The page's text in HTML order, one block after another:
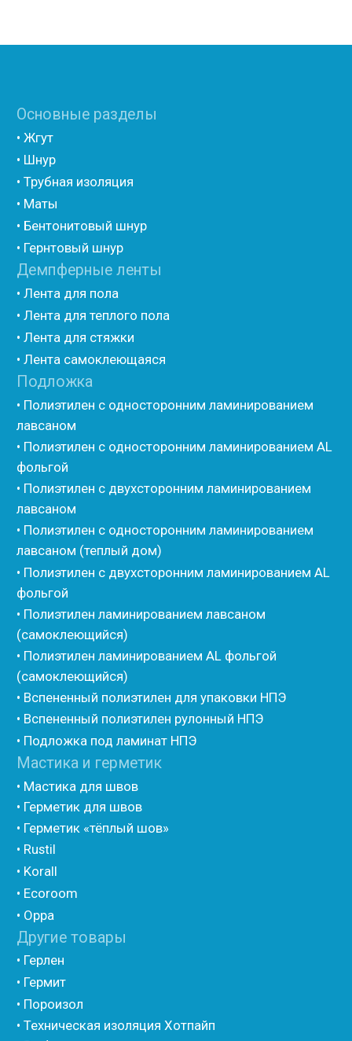
• Вспененный полиэтилен рулонный НПЭ
Мастика и герметик
• Мастика для швов
• Герметик для швов
• Герметик «тёплый шов»
• Rustil
• Korall
• Oppa
Другие товары
• Гермит
• Пороизол
• Ру-флекс
• Энергофлекс
• K-flex
• Вспененный каучук
• Вспененные EPDM уплотнители
• Изоком Шнур
• Стенофлекс Шнур
• Стенофлекс Жгут
• Подложка Тепофол НПЭ
• Подложка Пенолин НПЭ
• Подложка Мосфол НПЭ
• Жгут Изонел
• Жгут Тилит
• Шнур Тилит
• Гернитовый шнур
• Бентонитовый шнур
• Стенофлекс для труб
• Мат из вспененного полиэтилена Тепофол
• Трубная изоляция из вспененного полиэтилена
Тилит
• Трубная изоляция из вспененного полиэтилена
• Трубная изоляция из вспененного полиэтилена
Изотом
• Шнур базальтовый теплоизоляционный
• Компенсационный мат вспененного полиэтилена
• Утеплитель для труб из вспененного полиэтилена
• Уплотнительный шнур HOT ROD XL
• ПСУЛ
• Дихтунгсбанд
• Фиброволокно
• Евроблок ИзоТехпро
• Евроблок Isodom
• Евроблок Penoterm
• Евроблок Порилекс
• Евроблок Стенофон